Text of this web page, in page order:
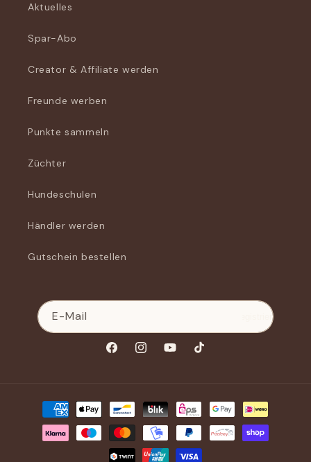
Aktuelles
Spar-Abo
Creator & Affiliate werden
Freunde werben
Punkte sammeln
Züchter
Hundeschulen
Händler werden
Gutschein bestellen
E-Mail Registrieren
FacebookInstagramYouTubeTikTok
Zahlungsmethoden